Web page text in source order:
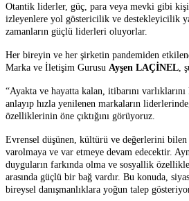
Otantik liderler, güç, para veya mevki gibi
izleyenlere yol göstericilik ve destekleyicilik
zamanların güçlü liderleri oluyorlar.
Her bireyin ve her şirketin pandemiden
Marka ve İletişim Gurusu Ayşen LAÇİNEL,
“Ayakta ve hayatta kalan, itibarını
anlayıp hızla yenilenen markaların
özelliklerinin öne çıktığını görüyoruz.
Evrensel düşünen, kültürü ve değerlerini
varolmaya ve var etmeye devam edecektir.
duyguların farkında olma ve sosyallik
arasında güçlü bir bağ vardır. Bu konuda,
bireysel danışmanlıklara yoğun talep